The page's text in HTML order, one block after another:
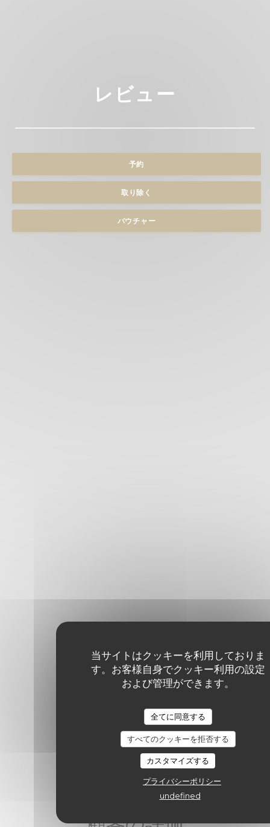
当サイトはクッキーを利用しておりま
す。お客様自身でクッキー利用の設定
および管理ができます。
全てに同意する
すべてのクッキーを拒否する
カスタマイズする
プライバシーポリシー
undefined
レビュー
予約
取り除く
バウチャー
顧客の評価